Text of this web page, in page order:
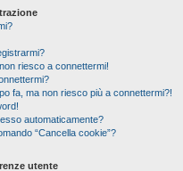
riesco a connettermi!
fa, ma non riesco più a connettermi?!
automaticamente?
“Cancella cookie”?
utente